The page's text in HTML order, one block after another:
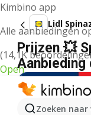
Kimbino app
Alle aanbiedingen
(14,1K
Open
Zoeken
Lidl
Prijzen 💥
Aanbieding